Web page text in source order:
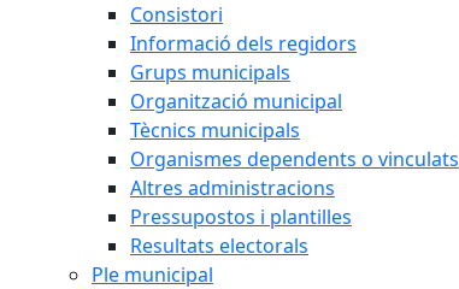
Consistori
Informació dels regidors
Grups municipals
Organització municipal
Tècnics municipals
Organismes dependents o vinculats
Altres administracions
Pressupostos i plantilles
Resultats electorals
Ple municipal